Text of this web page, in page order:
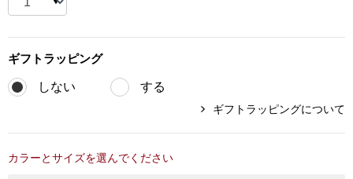
ランド
集
タログ
ギフト ラッピング
しない する
ギフトラッピングについて
カラーとサイズを選んでください